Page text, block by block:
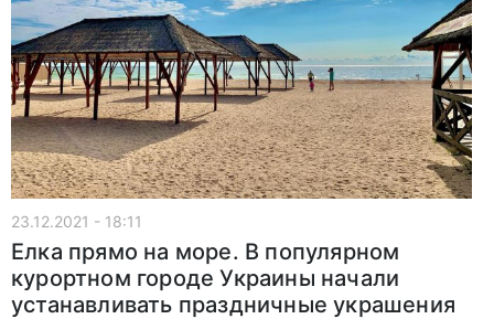
23.12.2021 - 18:11
Елка прямо на море. В популярном
курортном городе Украины начали
устанавливать праздничные украшения